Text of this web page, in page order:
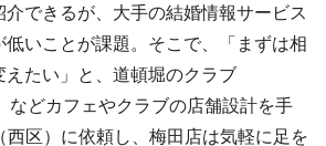
介できるが、大手の結婚情報サービス
いことが課題。そこで、「まずは相
たい」と、道頓堀のクラブ
などカフェやクラブの店舗設計を手
区）に依頼し、梅田店は気軽に足を